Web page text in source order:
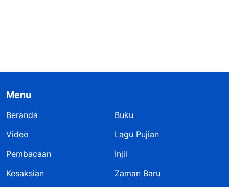
Menu
Beranda
Buku
Video
Lagu Pujian
Pembacaan
Injil
Kesaksian
Zaman Baru